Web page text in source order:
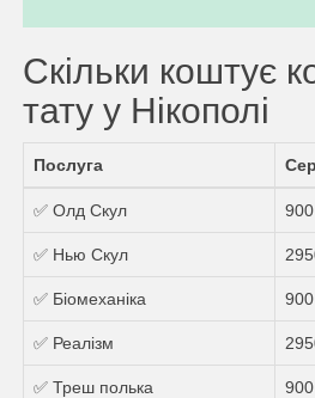
Скільки коштує
тату у Нікополі
Послуга
✅ Олд Скул 900
✅ Нью Скул
✅ Біомеханіка 900
✅ Реалізм
✅ Треш полька 900